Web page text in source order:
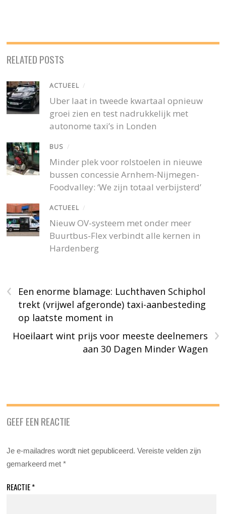
RELATED POSTS
ACTUEEL /
Uber laat in tweede kwartaal opnieuw
groei zien en test nadrukkelijk met
autonome taxi’s in Londen
BUS /
Minder plek voor rolstoelen in nieuwe
bussen concessie Arnhem-Nijmegen-
Foodvalley: ‘We zijn totaal verbijsterd’
ACTUEEL /
Nieuw OV-systeem met onder meer
Buurtbus-Flex verbindt alle kernen in
Hardenberg
‹
Een enorme blamage: Luchthaven Schiphol
trekt (vrijwel afgeronde) taxi-aanbesteding
op laatste moment in
›
Hoeilaart wint prijs voor meeste deelnemers
aan 30 Dagen Minder Wagen
GEEF EEN REACTIE
Je e-mailadres wordt niet gepubliceerd. Vereiste velden zijn
gemarkeerd met*
REACTIE*